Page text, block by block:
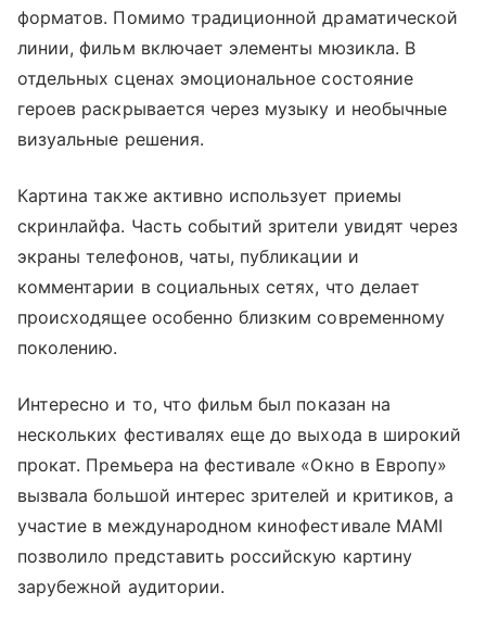
форматов. Помимо традиционной драматической
линии, фильм включает элементы мюзикла. В
отдельных сценах эмоциональное состояние
героев раскрывается через музыку и необычные
визуальные решения.
Картина также активно использует приемы
скринлайфа. Часть событий зрители увидят через
экраны телефонов, чаты, публикации и
комментарии в социальных сетях, что делает
происходящее особенно близким современному
поколению.
Интересно и то, что фильм был показан на
нескольких фестивалях еще до выхода в широкий
прокат. Премьера на фестивале «Окно в Европу»
вызвала большой интерес зрителей и критиков, а
участие в международном кинофестивале MAMI
позволило представить российскую картину
зарубежной аудитории.